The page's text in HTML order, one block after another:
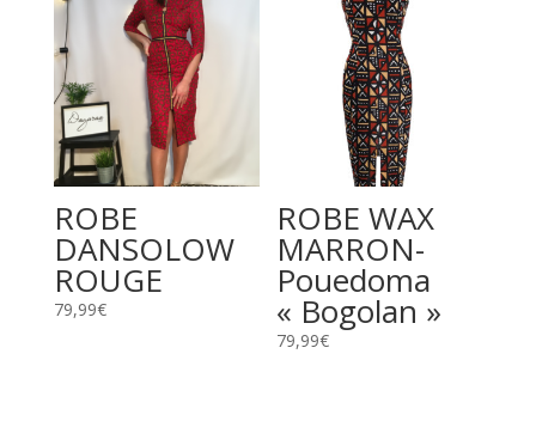
ROBE
DANSOLOW
ROUGE
79,99€
ROBE WAX
MARRON-
Pouedoma
« Bogolan »
79,99€